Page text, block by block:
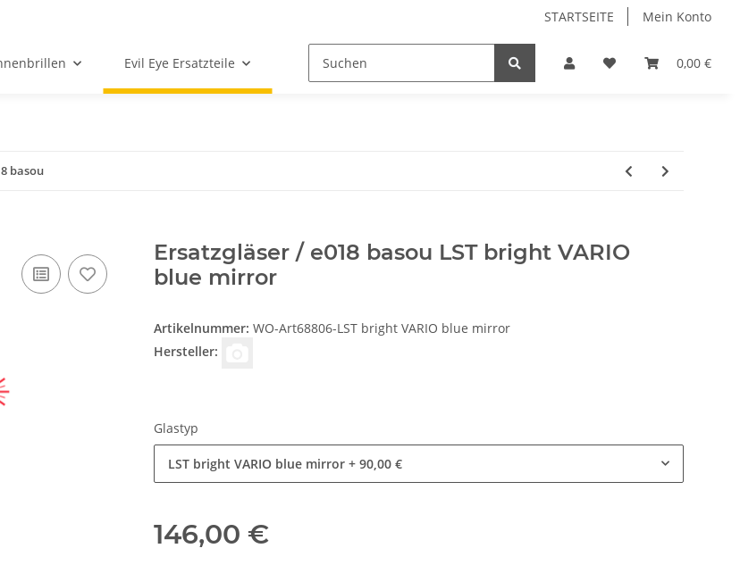
STARTSEITE Mein Konto
0,00 €
Evil Eye Ersatzteile
basou
Ersatzgläser / e018 basou LST bright VARIO
blue mirror
Artikelnummer: WO-Art68806-LST bright VARIO blue mirror
Hersteller:
Glastyp
LST bright VARIO blue mirror + 90,00 €
146,00 €